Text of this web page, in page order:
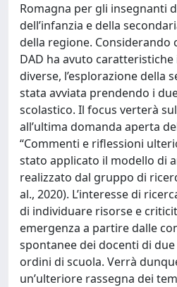
Romagna per gli insegnanti
dell’infanzia e della
della regione. Considerando
DAD ha avuto
diverse, l’esplorazione della
stata avviata prendendo i
scolastico. Il focus verterà
all’ultima domanda aperta
“Commenti e riflessioni
stato applicato il modello di
realizzato dal gruppo di
al., 2020). L’interesse di
di individuare risorse e
emergenza a partire dalle
spontanee dei docenti di
ordini di scuola. Verrà
un’ulteriore rassegna dei